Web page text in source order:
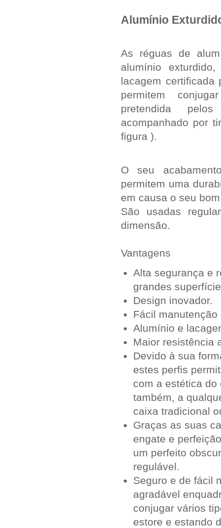
Alumínio
As réguas de
alumínio
lacagem certificada
permitem
pretendida
acompanhado por
figura ).
O seu
permitem uma
em causa o seu
São usadas
dimensão.
Vantagens
Alta segurança e
grandes
Design inovador.
Fácil
Alumínio e
Maior resistência
Devido à sua
estes perfis
com a estética
também, a
caixa tradicional
Graças as suas
engate e
um perfeito
regulável.
Seguro e de fácil
agradável
conjugar vários
estore e estando